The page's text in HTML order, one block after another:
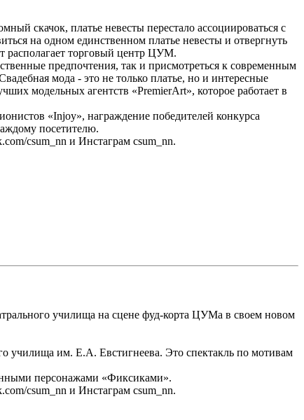
скачок, платье невесты перестало ассоциироваться с
на одном единственном платье невесты и отвергнуть
располагает торговый центр ЦУМ.
предпочтения, так и присмотреться к современным
мода - это не только платье, но и интересные
модельных агентств «PremierArt», которое работает в
«Injoy», награждение победителей конкурса
посетителю.
csum_nn и Инстаграм csum_nn.
училища на сцене фуд-корта ЦУМа в своем новом
училища им. Е.А. Евстигнеева. Это спектакль по мотивам
персонажами «Фиксиками».
csum_nn и Инстаграм csum_nn.